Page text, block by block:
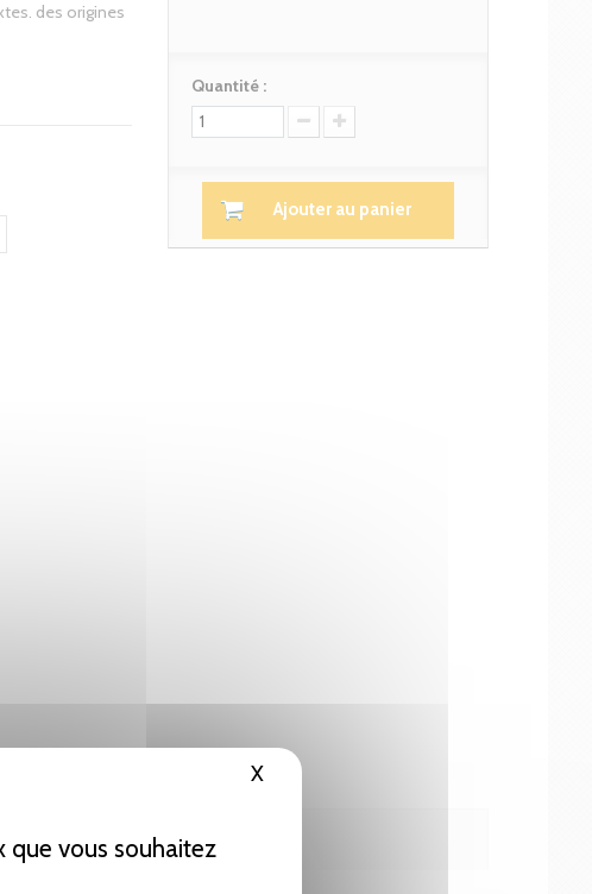
que vous souhaitez
X Masquer le bandeau des cookies
des origines
Quantité :
Ajouter au panier